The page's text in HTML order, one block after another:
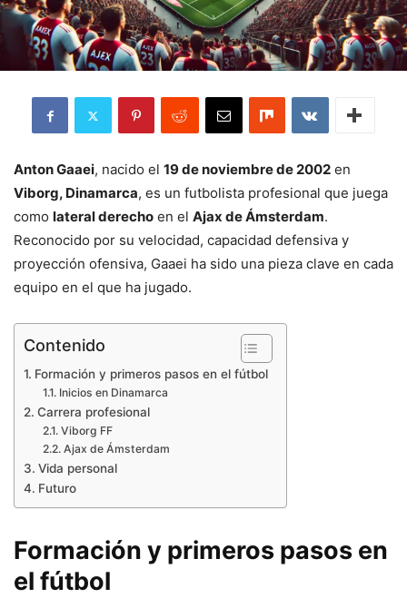
Anton Gaaei, nacido el 19 de noviembre de 2002 en
Viborg, Dinamarca, es un futbolista profesional que juega
como lateral derecho en el Ajax de Ámsterdam.
Reconocido por su velocidad, capacidad defensiva y
proyección ofensiva, Gaaei ha sido una pieza clave en cada
equipo en el que ha jugado.
Contenido
Formación y primeros pasos en el fútbol
Inicios en Dinamarca
Carrera profesional
Viborg FF
Ajax de Ámsterdam
Vida personal
Futuro
Formación y primeros pasos en
el fútbol